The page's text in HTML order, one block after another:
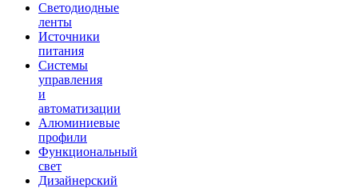
Светодиодные
ленты
Источники
питания
Системы
управления
и
автоматизации
Алюминиевые
профили
Функциональный
свет
Дизайнерский